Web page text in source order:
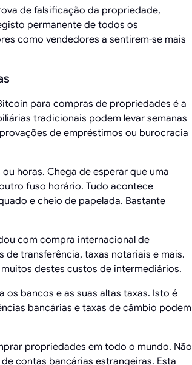
de falsificação da propriedade,
permanente de todos os
como vendedores a sentirem-se mais
para compras de propriedades é a
tradicionais podem levar semanas
de empréstimos ou burocracia
horas. Chega de esperar que uma
fuso horário. Tudo acontece
e cheio de papelada. Bastante
com compra internacional de
transferência, taxas notariais e mais.
destes custos de intermediários.
bancos e as suas altas taxas. Isto é
bancárias e taxas de câmbio podem
propriedades em todo o mundo. Não
contas bancárias estrangeiras. Esta